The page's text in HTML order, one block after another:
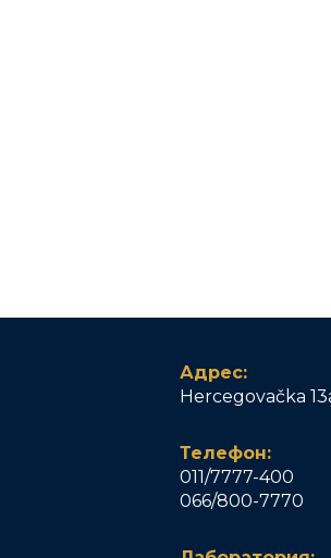
Адрес:
Hercegovačka
Телефон:
011/7777-400
066/800-7770